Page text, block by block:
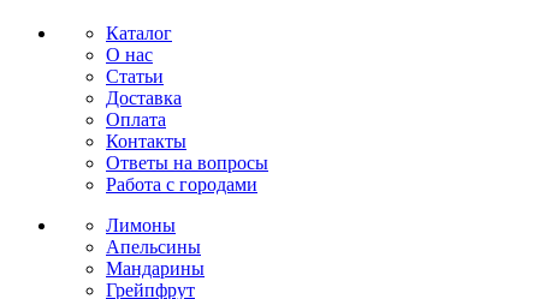
4,700₽.Каталог
О нас
Статьи
Доставка
Оплата
Контакты
Ответы на вопросы
Работа с городами
Лимоны
Апельсины
Мандарины
Грейпфрут